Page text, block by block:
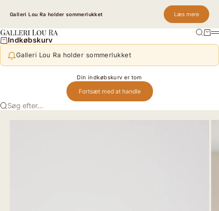
Galleri Lou Ra holder sommerlukket Læs mere
Galleri Lou Ra SøgKurv
Indkøbskurv
Galleri Lou Ra holder sommerlukket
Din indkøbskurv er tom
Fortsæt med at handle
Søg efter...